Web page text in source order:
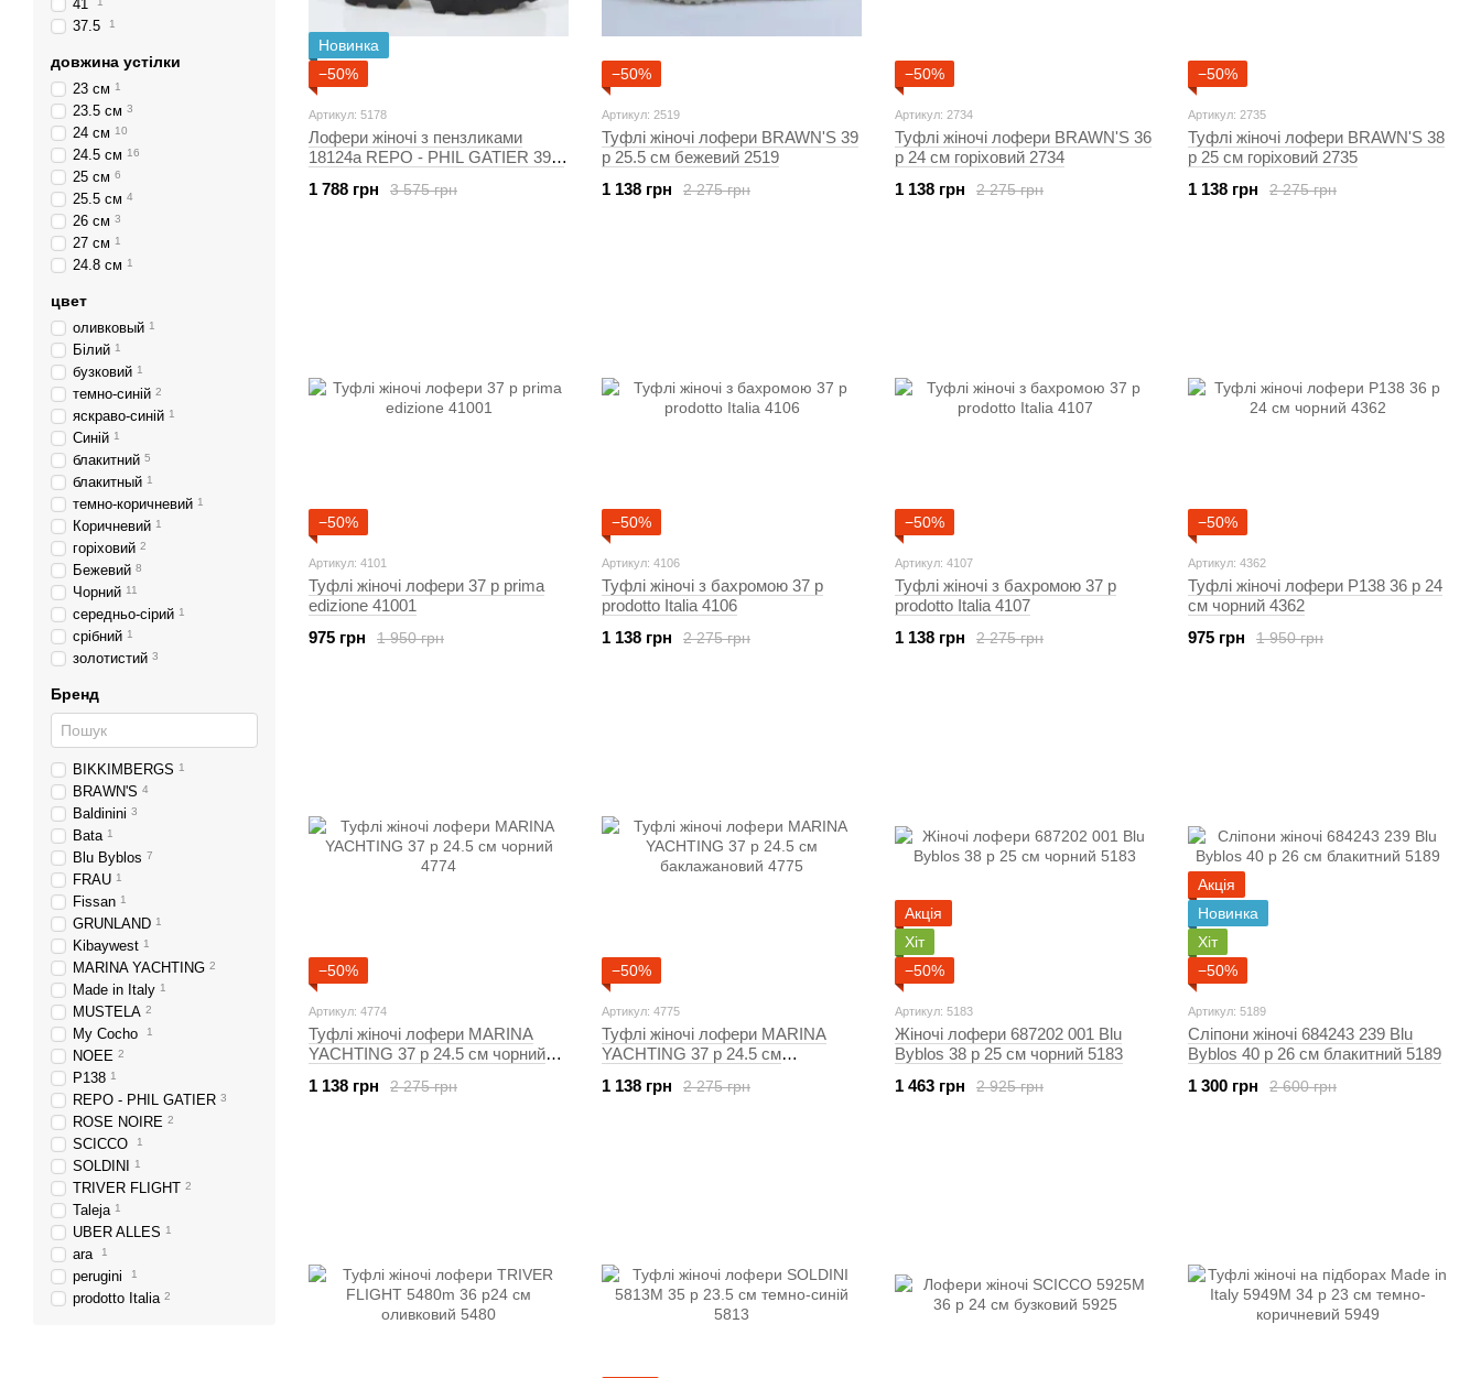
Новинка
−50%
Артикул: 5178
Лофери жіночі з пензликами
18124a REPO - PHIL GATIER 39 р
3 575 грн
1 788 грн
−50%
Артикул: 2519
Туфлі жіночі лофери BRAWN'S 39
р 25.5 см бежевий 2519
2 275 грн
1 138 грн
−50%
Артикул: 2734
Туфлі жіночі лофери BRAWN'S 36
р 24 см горіховий 2734
2 275 грн
1 138 грн
−50%
Артикул: 2735
Туфлі жіночі лофери BRAWN'S 38
р 25 см горіховий 2735
2 275 грн
1 138 грн
−50%
Артикул: 4101
Туфлі жіночі лофери 37 р prima
edizione 41001
1 950 грн
975 грн
−50%
Артикул: 4106
Туфлі жіночі з бахромою 37 р
prodotto Italia 4106
2 275 грн
1 138 грн
−50%
Артикул: 4107
Туфлі жіночі з бахромою 37 р
prodotto Italia 4107
2 275 грн
1 138 грн
−50%
Артикул: 4362
Туфлі жіночі лофери P138 36 р 24
см чорний 4362
1 950 грн
975 грн
−50%
Артикул: 4774
Туфлі жіночі лофери MARINA
YACHTING 37 р 24.5 см чорний
2 275 грн
1 138 грн
−50%
Артикул: 4775
Туфлі жіночі лофери MARINA
YACHTING 37 р 24.5 см
2 275 грн
1 138 грн
Акція
Хіт
−50%
Артикул: 5183
Жіночі лофери 687202 001 Blu
Byblos 38 р 25 см чорний 5183
2 925 грн
1 463 грн
Акція
Новинка
Хіт
−50%
Артикул: 5189
Сліпони жіночі 684243 239 Blu
Byblos 40 р 26 см блакитний 5189
2 600 грн
1 300 грн
41
37.5 1
довжина устілки
23 см 1
23.5 см 3
24 см 10
24.5 см 16
25 см 6
25.5 см 4
26 см 3
27 см 1
24.8 см 1
цвет
оливковый 1
Білий 1
бузковий 1
темно-синій 2
яскраво-синій 1
Синій 1
блакитний 5
блакитный 1
темно-коричневий 1
Коричневий 1
горіховий 2
Бежевий 8
Чорний 11
середньо-сірий 1
срібний 1
золотистий 3
Бренд
BIKKIMBERGS 1
BRAWN'S 4
Baldinini 3
Bata 1
Blu Byblos 7
FRAU 1
Fissan 1
GRUNLAND 1
Kibaywest 1
MARINA YACHTING 2
Made in Italy 1
MUSTELA 2
My Cocho 1
NOEE 2
P138 1
REPO - PHIL GATIER 3
ROSE NOIRE 2
SCICCO 1
SOLDINI 1
TRIVER FLIGHT 2
Taleja 1
UBER ALLES 1
ara 1
perugini 1
prodotto Italia 2